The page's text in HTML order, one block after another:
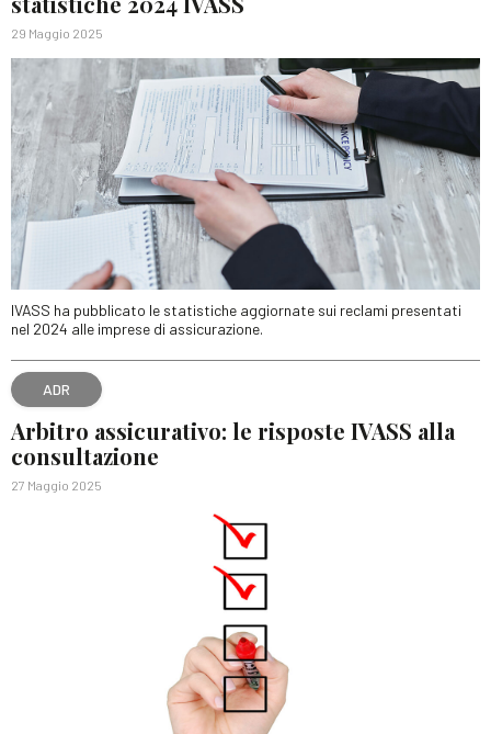
29 Maggio 2025
IVASS ha pubblicato le statistiche aggiornate sui reclami presentati
nel 2024 alle imprese di assicurazione.
ADR
Arbitro assicurativo: le risposte IVASS alla
consultazione
27 Maggio 2025